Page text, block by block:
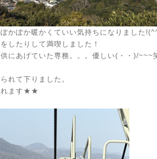
かぽか暖かくていい気持ちになりました
したりして満喫しました！
供にあげていた専務。。。優しい(・・)/~~~
れて下りました。
れます★★